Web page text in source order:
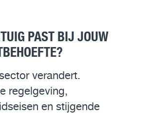
PAST BIJ JOUW
verandert.
regelgeving,
en stijgende